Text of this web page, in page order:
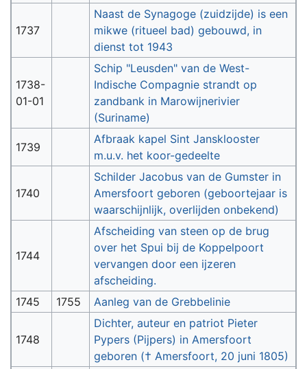
1737
Naast de Synagoge (zuidzijde) is een
mikwe (ritueel bad) gebouwd, in
dienst tot 1943
1738-
01-01
Schip "Leusden" van de West-
Indische Compagnie strandt op
zandbank in Marowijnerivier
(Suriname)
1739
Afbraak kapel Sint Jansklooster
m.u.v. het koor-gedeelte
1740
Schilder Jacobus van de Gumster in
Amersfoort geboren (geboortejaar is
waarschijnlijk, overlijden onbekend)
1744
Afscheiding van steen op de brug
over het Spui bij de Koppelpoort
vervangen door een ijzeren
afscheiding.
1745
1755 Aanleg van de Grebbelinie
1748
Dichter, auteur en patriot Pieter
Pypers (Pijpers) in Amersfoort
geboren († Amersfoort, 20 juni 1805)